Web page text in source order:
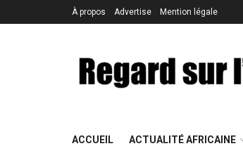
À propos Advertise Mention légale
ACCUEIL ACTUALITÉ AFRICAINE